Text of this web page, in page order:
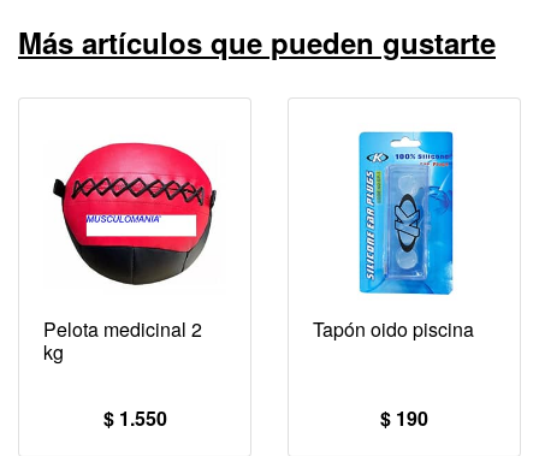
Más artículos que pueden gustarte
Pelota medicinal 2
kg
$ 1.550
Tapón oido piscina
$ 190